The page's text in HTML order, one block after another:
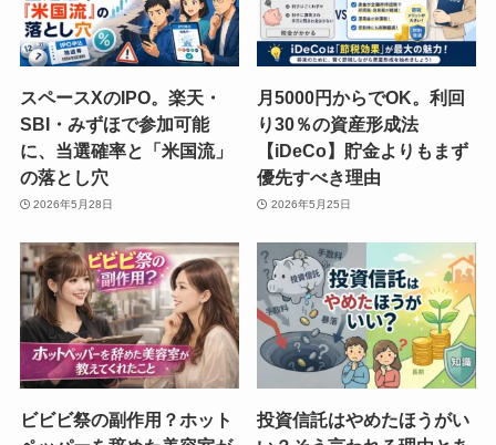
スペースXのIPO。楽天・
SBI・みずほで参加可能
に、当選確率と「米国流」
の落とし穴
2026年5月28日
月5000円からでOK。利回
り30％の資産形成法
【iDeCo】貯金よりもまず
優先すべき理由
2026年5月25日
ビビビ祭の副作用？ホット
投資信託はやめたほうがい